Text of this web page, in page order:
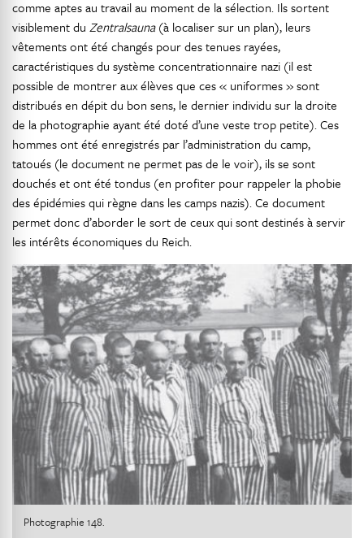
comme aptes au travail au moment de la sélection. Ils sortent
visiblement du Zentralsauna(à localiser sur un plan), leurs
vêtements ont été changés pour des tenues rayées,
caractéristiques du système concentrationnaire nazi (il est
possible de montrer aux élèves que ces « uniformes » sont
distribués en dépit du bon sens, le dernier individu sur la droite
de la photographie ayant été doté d’une veste trop petite). Ces
hommes ont été enregistrés par l’administration du camp,
tatoués (le document ne permet pas de le voir), ils se sont
douchés et ont été tondus (en profiter pour rappeler la phobie
des épidémies qui règne dans les camps nazis). Ce document
permet donc d’aborder le sort de ceux qui sont destinés à servir
les intérêts économiques du Reich.
Photographie 148.